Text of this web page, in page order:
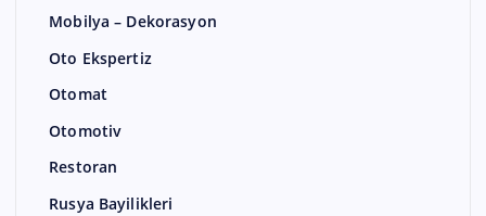
Mobilya – Dekorasyon
Oto Ekspertiz
Otomat
Otomotiv
Restoran
Rusya Bayilikleri